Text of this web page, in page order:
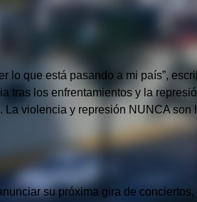
lo que está pasando a mi país”,
tras los enfrentamientos y la
La violencia y represión NUNCA son
su próxima gira de